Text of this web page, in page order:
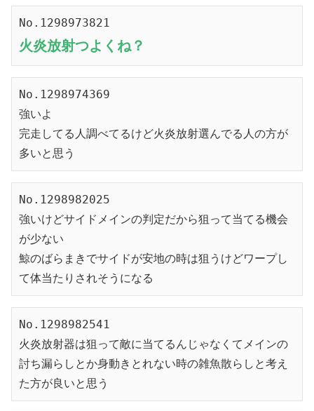
No.1298973821
火炎放射つよくね？
No.1298974369
強いよ
完走してる人調べてるけど火炎放射選んでる人の方が
多いと思う
No.1298982025
強いけどサイドメインの判定だから狙って当てる機会
が少ない
鯨のばらまきでサイドが安地の時は狙うけどワープし
て体当たりされそうになる
No.1298982541
火炎放射器は狙って敵に当てるんじゃなくてメインの
討ち漏らしとか身動きとれない時の雑魚散らしと考え
た方が良いと思う